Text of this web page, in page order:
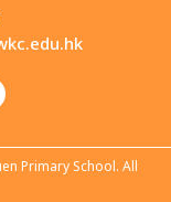
Primary School. All